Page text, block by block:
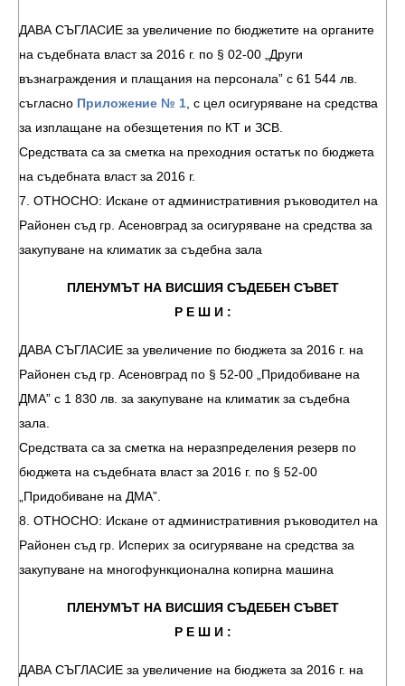
ДАВА СЪГЛАСИЕ за увеличение по бюджетите на органите
на съдебната власт за 2016 г. по § 02-00 „Други
възнаграждения и плащания на персонала” с 61 544 лв.
съгласно Приложение № 1 , с цел осигуряване на средства
за изплащане на обезщетения по КТ и ЗСВ.
Средствата са за сметка на преходния остатък по бюджета
на съдебната власт за 2016 г.
7. ОТНОСНО: Искане от административния ръководител на
Районен съд гр. Асеновград за осигуряване на средства за
закупуване на климатик за съдебна зала
ПЛЕНУМЪТ НА ВИСШИЯ СЪДЕБЕН СЪВЕТ
Р Е Ш И :
ДАВА СЪГЛАСИЕ за увеличение по бюджета за 2016 г. на
Районен съд гр. Асеновград по § 52-00 „Придобиване на
ДМА” с 1 830 лв. за закупуване на климатик за съдебна
зала.
Средствата са за сметка на неразпределения резерв по
бюджета на съдебната власт за 2016 г. по § 52-00
„Придобиване на ДМА”.
8. ОТНОСНО: Искане от административния ръководител на
Районен съд гр. Исперих за осигуряване на средства за
закупуване на многофункционална копирна машина
ПЛЕНУМЪТ НА ВИСШИЯ СЪДЕБЕН СЪВЕТ
Р Е Ш И :
ДАВА СЪГЛАСИЕ за увеличение на бюджета за 2016 г. на